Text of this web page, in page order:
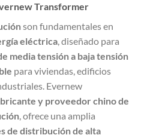
Transformer
son fundamentales en
eléctrica, diseñado para
media tensión a baja tensión
para viviendas, edificios
Evernew
y proveedor chino de
, ofrece una amplia
de distribución de alta